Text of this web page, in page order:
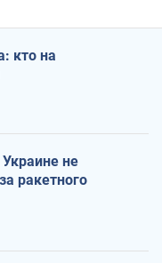
кто на
не
ракетного